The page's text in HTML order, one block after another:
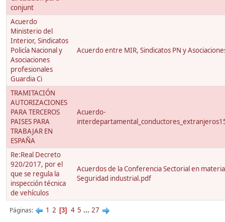
conjunt
Acuerdo
Ministerio del
Interior, Sindicatos
Policía Nacional y
Asociaciones
profesionales
Guardia Ci
Acuerdo entre MIR, Sindicatos PN y
TRAMITACIÓN
AUTORIZACIONES
PARA TERCEROS
PAISES PARA
TRABAJAR EN
ESPAÑA
Acuerdo-
Re:Real Decreto
920/2017, por el
que se regula la
inspección técnica
de vehículos
Acuerdos de la Conferencia Sectorial en
Seguridad industrial.pdf
Páginas 1 2 3 4 5 ... 27